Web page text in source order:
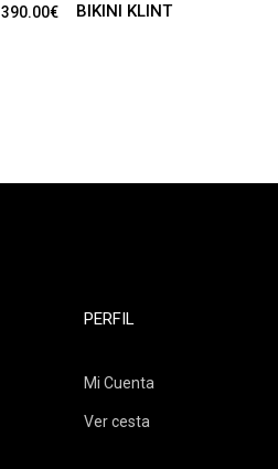
390.00€ BIKINI KLINT
PERFIL
Mi Cuenta
Ver cesta